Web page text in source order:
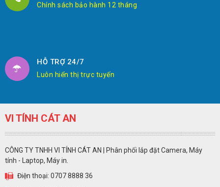
Chính sách bảo hành 12 tháng
HỖ TRỢ 24/7
Luôn hiển thị trực tuyến
VI TÍNH CÁT AN
CÔNG TY TNHH VI TÍNH CÁT AN | Phân phối lắp đặt Camera, Máy
tính - Laptop, Máy in.
Điện thoại: 0707 8888 36